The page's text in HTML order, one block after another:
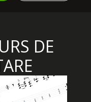
DE